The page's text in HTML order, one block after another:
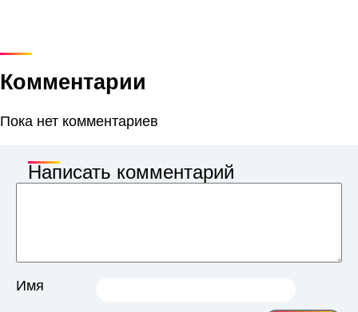
Комментарии
Пока нет комментариев
Написать комментарий
Имя